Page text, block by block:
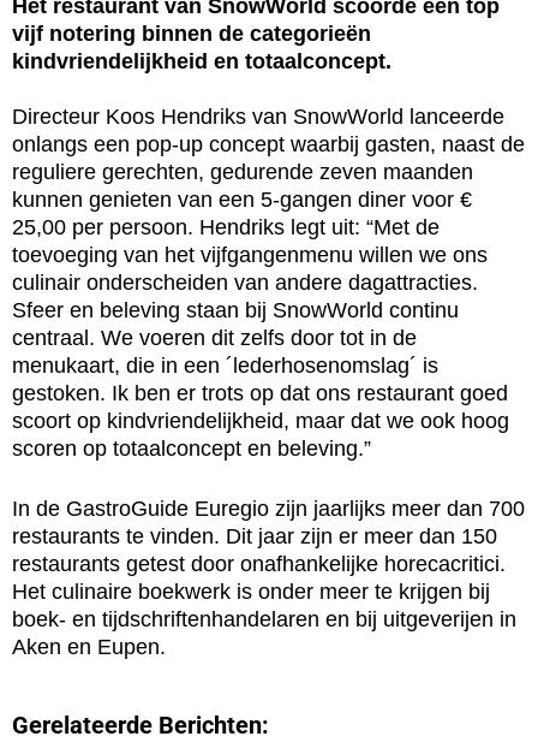
Het restaurant van SnowWorld scoorde een top
vijf notering binnen de categorieën
kindvriendelijkheid en totaalconcept.
Directeur Koos Hendriks van SnowWorld lanceerde
onlangs een pop-up concept waarbij gasten, naast de
reguliere gerechten, gedurende zeven maanden
kunnen genieten van een 5-gangen diner voor €
25,00 per persoon. Hendriks legt uit: “Met de
toevoeging van het vijfgangenmenu willen we ons
culinair onderscheiden van andere dagattracties.
Sfeer en beleving staan bij SnowWorld continu
centraal. We voeren dit zelfs door tot in de
menukaart, die in een ´lederhosenomslag´ is
gestoken. Ik ben er trots op dat ons restaurant goed
scoort op kindvriendelijkheid, maar dat we ook hoog
scoren op totaalconcept en beleving.”
In de GastroGuide Euregio zijn jaarlijks meer dan 700
restaurants te vinden. Dit jaar zijn er meer dan 150
restaurants getest door onafhankelijke horecacritici.
Het culinaire boekwerk is onder meer te krijgen bij
boek- en tijdschriftenhandelaren en bij uitgeverijen in
Aken en Eupen.
Gerelateerde Berichten: